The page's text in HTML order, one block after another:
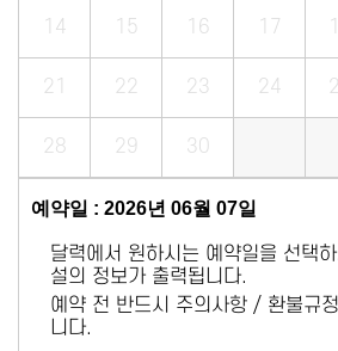
14 15 16 17
21 22 23 24
28 29 30
예약일 : 2026년 06월 07일
달력에서 원하시는 예약일을 선택
설의 정보가 출력됩니다.
예약 전 반드시 주의사항 / 환불규
니다.